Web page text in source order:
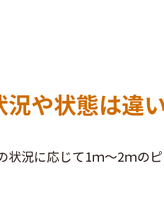
や状態は違い
況に応じて1ｍ～2ｍのピ